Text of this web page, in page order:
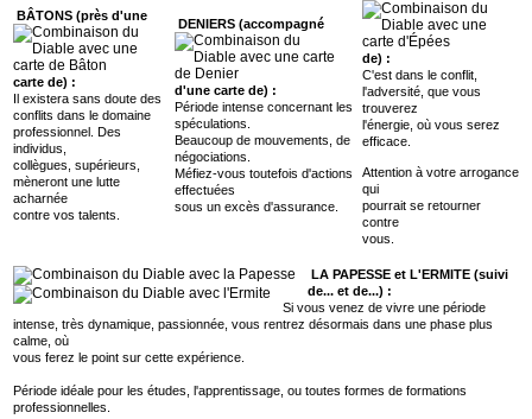
BÂTONS (près d'une
carte de) :
Il existera sans doute des
conflits dans le domaine
professionnel. Des
individus,
collègues, supérieurs,
mèneront une lutte
acharnée
contre vos talents.
DENIERS (accompagné
d'une carte de) :
Période intense concernant les
spéculations.
Beaucoup de mouvements, de
négociations.
Méfiez-vous toutefois d'actions
effectuées
sous un excès d'assurance.
de) :
C'est dans le conflit,
l'adversité, que vous
trouverez
l'énergie, où vous serez
efficace.
Attention à votre arrogance
qui
pourrait se retourner
contre
vous.
LA PAPESSE et L'ERMITE (suivi
de... et de...) :
Si vous venez de vivre une période
intense, très dynamique, passionnée, vous rentrez désormais dans une phase plus
calme, où
vous ferez le point sur cette expérience.
Période idéale pour les études, l'apprentissage, ou toutes formes de formations
professionnelles.